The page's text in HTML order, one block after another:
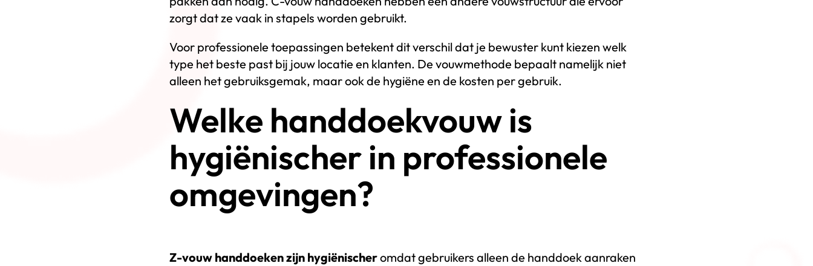
zorgt dat ze vaak in stapels worden gebruikt.
Voor professionele toepassingen betekent dit verschil dat je bewuster kunt kiezen welk
type het beste past bij jouw locatie en klanten. De vouwmethode bepaalt namelijk niet
alleen het gebruiksgemak, maar ook de hygiëne en de kosten per gebruik.
Welke handdoekvouw is
hygiënischer in professionele
omgevingen?
Z-vouw handdoeken zijn hygiënischeromdat gebruikers alleen de handdoek aanraken